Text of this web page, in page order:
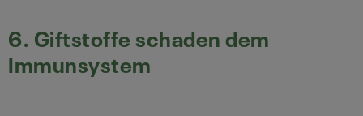
6. Giftstoffe schaden dem
Immunsystem